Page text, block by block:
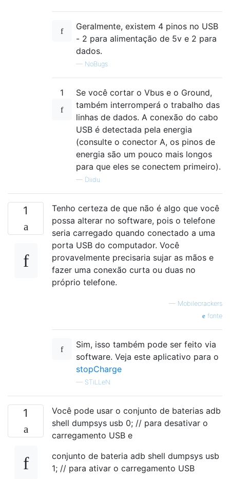
Geralmente, existem 4 pinos no USB
- 2 para alimentação de 5v e 2 para
dados.
— NoBugs
1
Se você cortar o Vbus e o Ground,
também interromperá o trabalho das
linhas de dados. A conexão do cabo
USB é detectada pela energia
(consulte o conector A, os pinos de
energia são um pouco mais longos
para que eles se conectem primeiro).
— Diidu
1
Tenho certeza de que não é algo que você
possa alterar no software, pois o telefone
seria carregado quando conectado a uma
porta USB do computador. Você
provavelmente precisaria sujar as mãos e
fazer uma conexão curta ou duas no
próprio telefone.
— Mobilecrackers
fonte
Sim, isso também pode ser feito via
software. Veja este aplicativo para o
stopCharge
— STiLLeN
1
Você pode usar o conjunto de baterias adb
shell dumpsys usb 0; // para desativar o
carregamento USB e
conjunto de bateria adb shell dumpsys usb
1; // para ativar o carregamento USB